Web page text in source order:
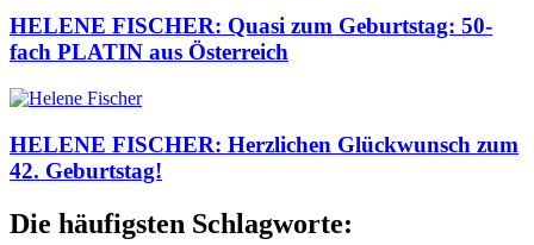
HELENE FISCHER: Quasi zum Geburtstag: 50-
fach PLATIN aus Österreich
HELENE FISCHER: Herzlichen Glückwunsch zum
42. Geburtstag!
Die häufigsten Schlagworte: